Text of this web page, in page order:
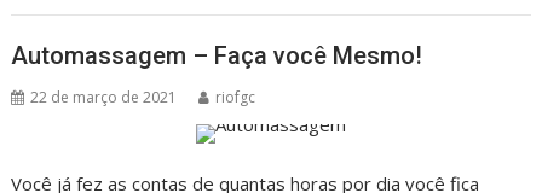
Automassagem – Faça você Mesmo!
22 de março de 2021 riofgc
Você já fez as contas de quantas horas por dia você fica